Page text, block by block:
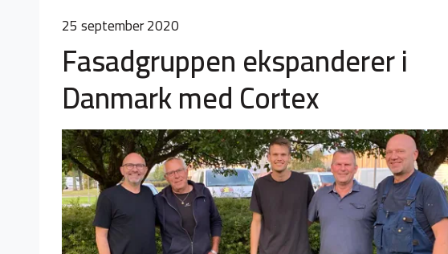
25 september 2020
Fasadgruppen ekspanderer i
Danmark med Cortex